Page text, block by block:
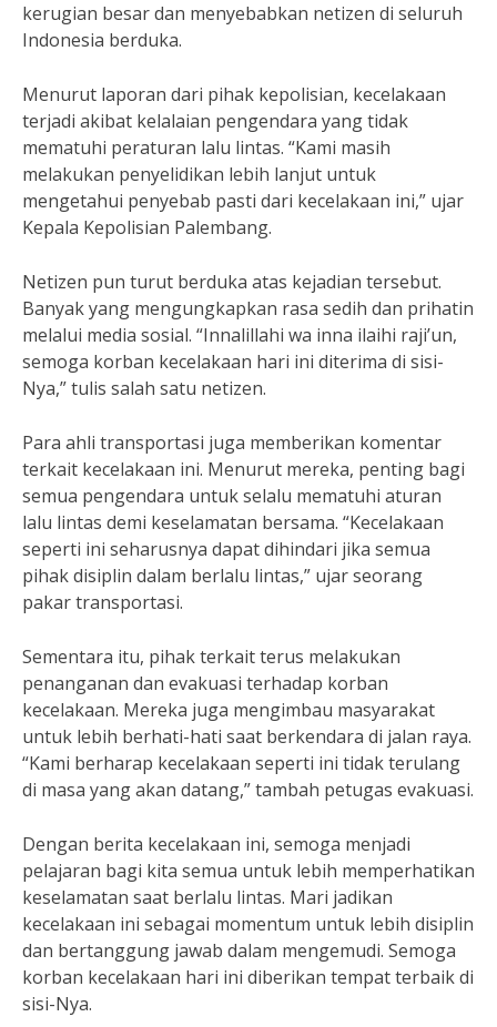
kerugian besar dan menyebabkan netizen di seluruh
Indonesia berduka.
Menurut laporan dari pihak kepolisian, kecelakaan
terjadi akibat kelalaian pengendara yang tidak
mematuhi peraturan lalu lintas. “Kami masih
melakukan penyelidikan lebih lanjut untuk
mengetahui penyebab pasti dari kecelakaan ini,” ujar
Kepala Kepolisian Palembang.
Netizen pun turut berduka atas kejadian tersebut.
Banyak yang mengungkapkan rasa sedih dan prihatin
melalui media sosial. “Innalillahi wa inna ilaihi raji’un,
semoga korban kecelakaan hari ini diterima di sisi-
Nya,” tulis salah satu netizen.
Para ahli transportasi juga memberikan komentar
terkait kecelakaan ini. Menurut mereka, penting bagi
semua pengendara untuk selalu mematuhi aturan
lalu lintas demi keselamatan bersama. “Kecelakaan
seperti ini seharusnya dapat dihindari jika semua
pihak disiplin dalam berlalu lintas,” ujar seorang
pakar transportasi.
Sementara itu, pihak terkait terus melakukan
penanganan dan evakuasi terhadap korban
kecelakaan. Mereka juga mengimbau masyarakat
untuk lebih berhati-hati saat berkendara di jalan raya.
“Kami berharap kecelakaan seperti ini tidak terulang
di masa yang akan datang,” tambah petugas evakuasi.
Dengan berita kecelakaan ini, semoga menjadi
pelajaran bagi kita semua untuk lebih memperhatikan
keselamatan saat berlalu lintas. Mari jadikan
kecelakaan ini sebagai momentum untuk lebih disiplin
dan bertanggung jawab dalam mengemudi. Semoga
korban kecelakaan hari ini diberikan tempat terbaik di
sisi-Nya.